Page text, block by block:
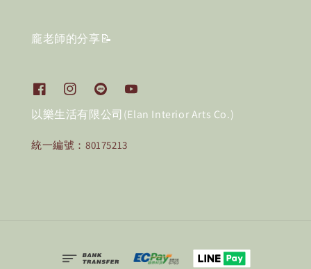
龐老師的分享📝
以樂生活有限公司(Elan Interior Arts Co.)
統一編號：80175213